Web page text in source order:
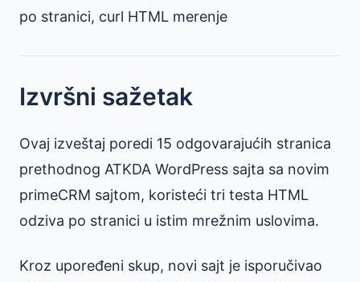
po stranici, curl HTML merenje
Izvršni sažetak
Ovaj izveštaj poredi 15 odgovarajućih stranica
prethodnog ATKDA WordPress sajta sa novim
primeCRM sajtom, koristeći tri testa HTML
odziva po stranici u istim mrežnim uslovima.
Kroz upoređeni skup, novi sajt je isporučivao